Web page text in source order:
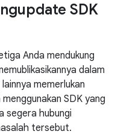
SDK
Anda mendukung
dalam
memerlukan
SDK yang
segera hubungi
tersebut.